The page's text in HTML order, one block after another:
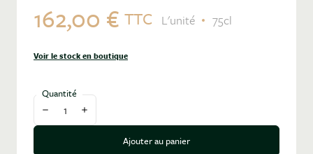
162,00 € TTC L'unité 75cl
Voir le stock en boutique
Quantité
Diminuer la quantité
Augmenter la quantité
Ajouter au panier